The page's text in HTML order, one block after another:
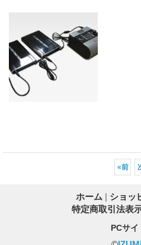
«前
ホーム | ショッ
特定商取引法表
PCサイ